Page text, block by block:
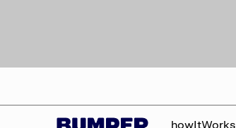
howItWorks